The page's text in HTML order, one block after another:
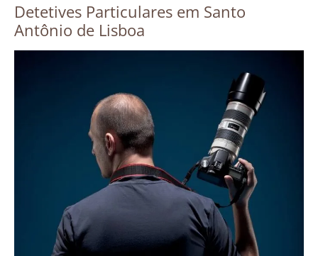
Detetives Particulares em Santo
Antônio de Lisboa